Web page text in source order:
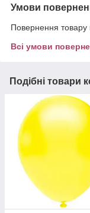
Умови
Повернення товару
Всі умови
Подібні товари